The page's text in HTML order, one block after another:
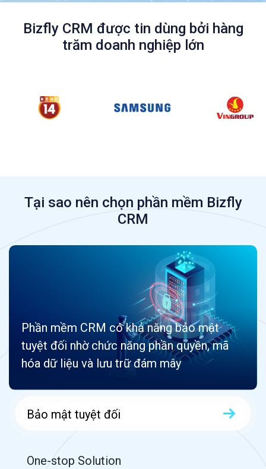
Bizfly CRM được tin dùng bởi hàng
trăm doanh nghiệp lớn
Tại sao nên chọn phần mềm Bizfly
CRM
Phần mềm CRM có khả năng bảo mật
tuyệt đối nhờ chức năng phần quyền, mã
hóa dữ liệu và lưu trữ đám mây
Bảo mật tuyệt đối
One-stop Solution